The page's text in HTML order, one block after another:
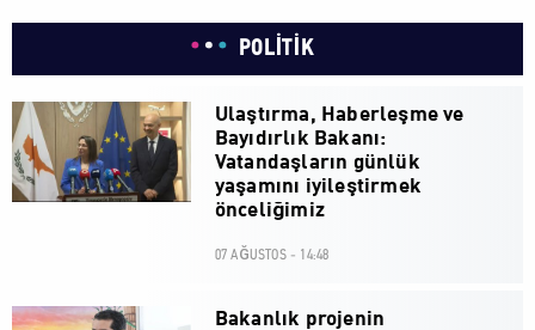
POLİTİK
Ulaştırma, Haberleşme ve
Bayıdırlık Bakanı:
Vatandaşların günlük
yaşamını iyileştirmek
önceliğimiz
07 AĞUSTOS - 14:48
Bakanlık projenin